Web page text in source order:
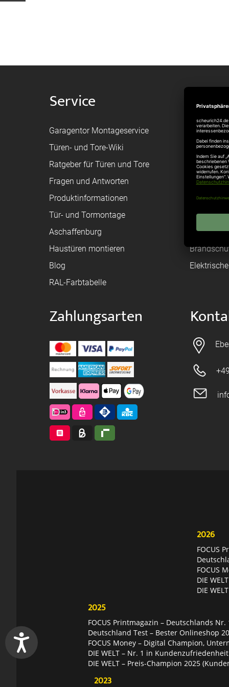
Service
Garagentor Montageservice
Türen- und Tore-Wiki
Ratgeber für Türen und Tore
Fragen und Antworten
Produktinformationen
Tür- und Tormontage
Aschaffenburg
Haustüren montieren
Blog
RAL-Farbtabelle
Shop
Versand
Zahlungsarten
2026
FOCUS
FOCUS
DIE
DIE
2025
FOCUS Printmagazin – Deutschlands
Deutschland Test – Bester Onlineshop
FOCUS Money – Digital Champion,
DIE WELT – Nr. 1 in
DIE WELT – Preis-Champion 2025
2023